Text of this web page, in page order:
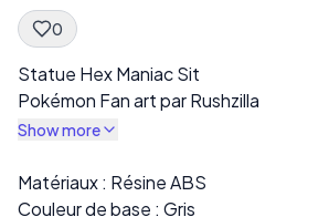
0
Spec Description
Statue Hex Maniac Sit
Pokémon Fan art par Rushzilla
Show more
Description
Matériaux : Résine ABS
Couleur de base : Gris